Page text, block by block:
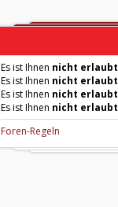
Es ist Ihnen nicht erlaubt
Es ist Ihnen nicht erlaubt
Es ist Ihnen nicht erlaubt
Es ist Ihnen nicht erlaubt
Foren-Regeln